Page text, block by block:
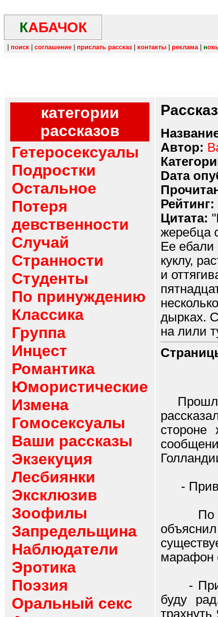
КАБАЧОК
поиск соглашение прислать рассказ контакты реклама| н
категории
рассказов
Гетеросексуалы
Подростки
Остальное
Потеря
девственности
Случай
Странности
Студенты
По принуждению
Классика
Группа
Инцест
Романтика
Юмористические
Измена
Гомосексуалы
Ваши рассказы
Экзекуция
Лесбиянки
Эксклюзив
Зоофилы
Запредельщина
Наблюдатели
Эротика
Поэзия
Оральный секс
Автор:
Dата
Рейтинг:
Цитата:
жеребца
Ее ебали
куклу,
и
дырках.
на лили
Прошло
-
По
марафон
-
буду